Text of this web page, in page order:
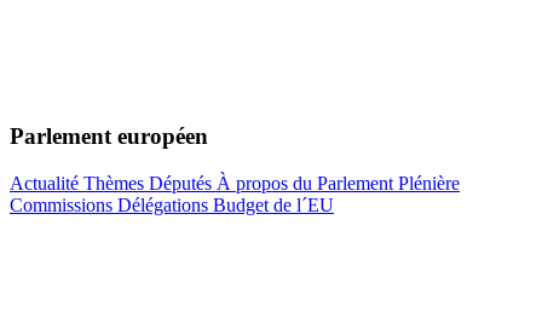
Parlement européen
Actualité Thèmes Députés À propos du Parlement Plénière
Commissions Délégations Budget de l´EU